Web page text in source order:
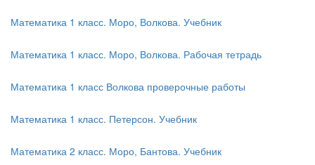
Математика 1 класс. Моро, Волкова. Учебник
Математика 1 класс. Моро, Волкова. Рабочая тетрадь
Математика 1 класс Волкова проверочные работы
Математика 1 класс. Петерсон. Учебник
Математика 2 класс. Моро, Бантова. Учебник